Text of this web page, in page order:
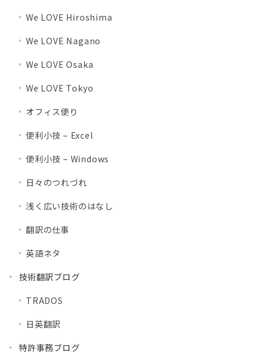
We LOVE Hiroshima
We LOVE Nagano
We LOVE Osaka
We LOVE Tokyo
オフィス便り
便利小技 – Excel
便利小技 – Windows
日々のつれづれ
浅く広い技術のはなし
翻訳の仕事
英語ネタ
技術翻訳ブログ
TRADOS
日英翻訳
特許事務ブログ